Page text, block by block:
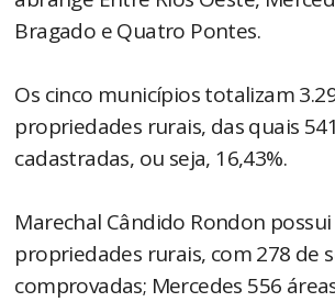
Bragado e Quatro Pontes.
Os cinco municípios totalizam
propriedades rurais, das quais
cadastradas, ou seja, 16,43%.
Marechal Cândido Rondon possui
propriedades rurais, com 278 de
comprovadas; Mercedes 556